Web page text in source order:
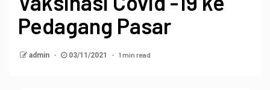
Pedagang Pasar
admin 03/11/2021 1 min read